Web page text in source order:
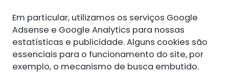
Em particular, utilizamos os serviços Google
Adsense e Google Analytics para nossas
estatísticas e publicidade. Alguns cookies são
essenciais para o funcionamento do site, por
exemplo, o mecanismo de busca embutido.